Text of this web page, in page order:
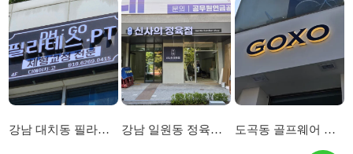
강남 대치동 필라테스 플렉스간판 시공 강남 일원동 정육점 채널간판 및 플렉스간판 시공 도곡동 골프웨어 프랜차이즈 3D채널 및 실사선팅 시공